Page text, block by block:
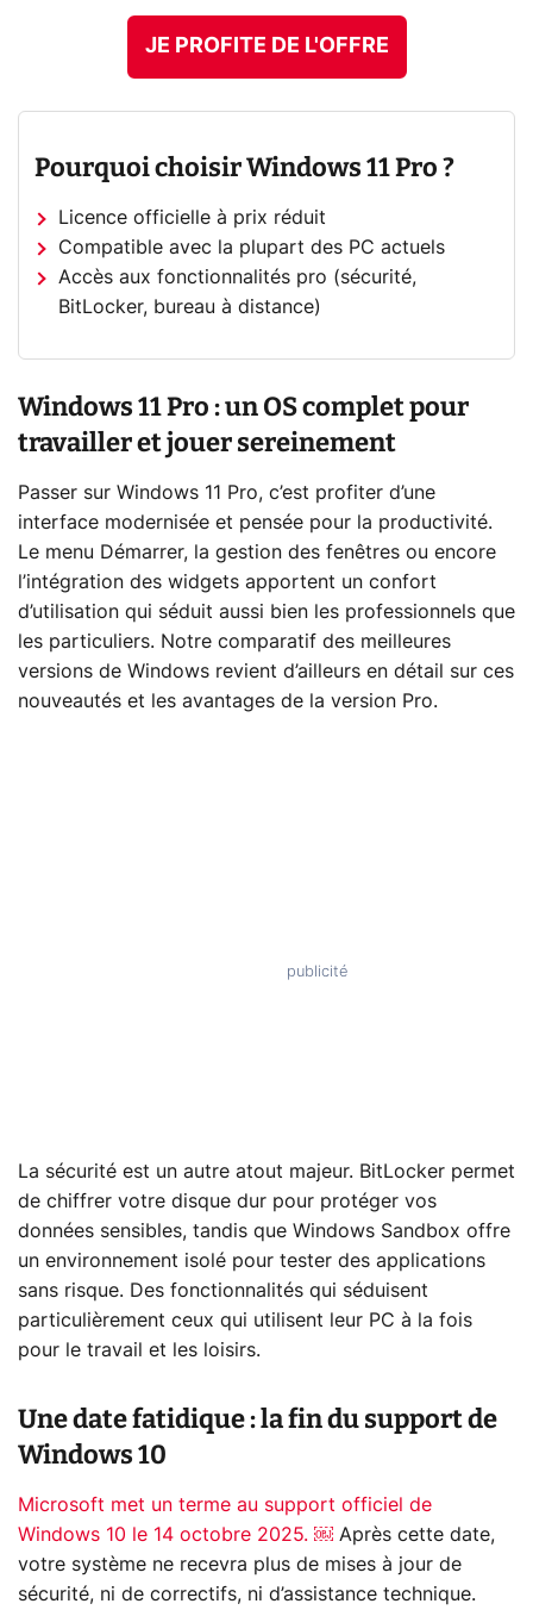
JE PROFITE DE L'OFFRE
Pourquoi choisir Windows 11 Pro ?
Licence officielle à prix réduit
Compatible avec la plupart des PC actuels
Accès aux fonctionnalités pro (sécurité,
BitLocker, bureau à distance)
Windows 11 Pro : un OS complet pour
travailler et jouer sereinement
Passer sur Windows 11 Pro, c’est profiter d’une
interface modernisée et pensée pour la productivité.
Le menu Démarrer, la gestion des fenêtres ou encore
l’intégration des widgets apportent un confort
d’utilisation qui séduit aussi bien les professionnels que
les particuliers. Notre comparatif des meilleures
versions de Windows revient d’ailleurs en détail sur ces
nouveautés et les avantages de la version Pro.
La sécurité est un autre atout majeur. BitLocker permet
de chiffrer votre disque dur pour protéger vos
données sensibles, tandis que Windows Sandbox offre
un environnement isolé pour tester des applications
sans risque. Des fonctionnalités qui séduisent
particulièrement ceux qui utilisent leur PC à la fois
pour le travail et les loisirs.
Une date fatidique : la fin du support de
Windows 10
Microsoft met un terme au support officiel de
Windows 10 le 14 octobre 2025. ￼ Après cette date,
votre système ne recevra plus de mises à jour de
sécurité, ni de correctifs, ni d’assistance technique.